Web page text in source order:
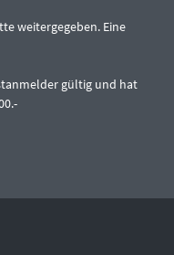
weitergegeben. Eine
gültig und hat